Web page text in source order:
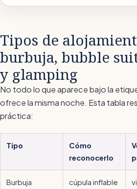
Tipos de
burbuja, bubble
y glamping
No todo lo que aparece bajo la
ofrece la misma noche. Esta tabla
práctica:
Tipo
Cómo
reconocerlo
Burbuja
cúpula inflable